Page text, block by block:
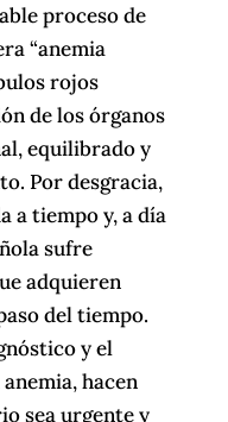
proceso de
“anemia
rojos
de los órganos
equilibrado y
Por desgracia,
a tiempo y, a día
sufre
adquieren
del tiempo.
y el
hacen
sea urgente y